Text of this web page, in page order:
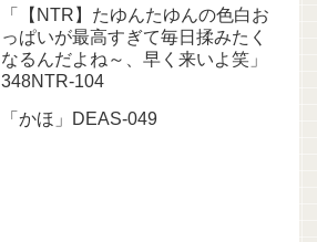
「【NTR】たゆんたゆんの色白お
っぱいが最高すぎて毎日揉みたく
なるんだよね～、早く来いよ笑」
348NTR-104
「かほ」DEAS-049